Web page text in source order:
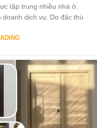
tập trung nhiều nhà ở,
dịch vụ. Do đặc thù